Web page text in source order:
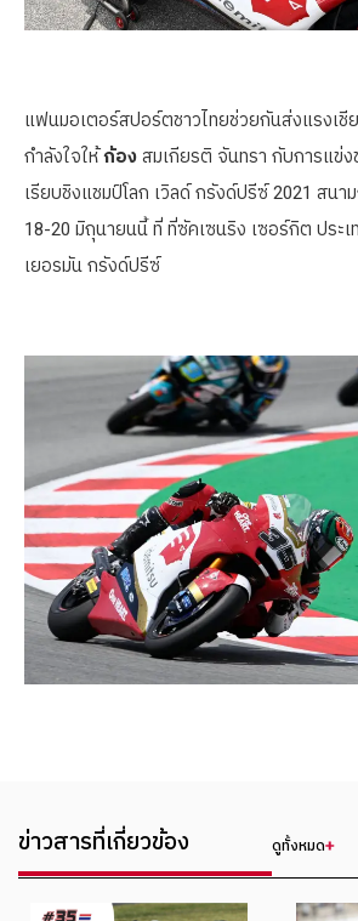
แฟนมอเตอร์สปอร์ตชาวไทยช่วยกันส่งแรงเชี
กำลังใจให้ก้อง สมเกียรติ จันทรา กับการแข่
เรียบชิงแชมป์โลก เวิลด์ กรังด์ปรีซ์ 2021 สนา
18-20 มิถุนายนนี้ ที่ ที่ซัคเซนริง เซอร์กิต ประเ
เยอรมัน กรังด์ปรีซ์
ข่าวสารที่เกี่ยวข้อง ดูทั้งหมด